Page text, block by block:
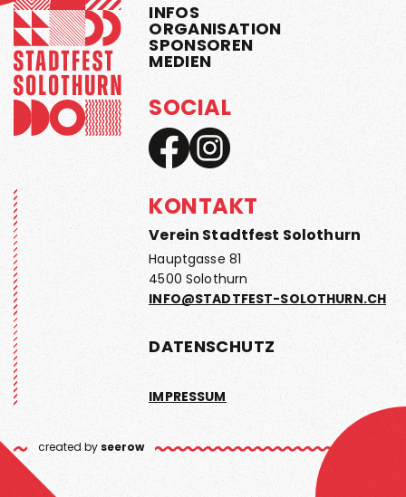
INFOS
ORGANISATION
SPONSOREN
MEDIEN
SOCIAL
KONTAKT
Verein Stadtfest Solothurn
Hauptgasse 81
4500 Solothurn
INFO@STADTFEST-SOLOTHURN.CH
DATENSCHUTZ
IMPRESSUM
created by seerow